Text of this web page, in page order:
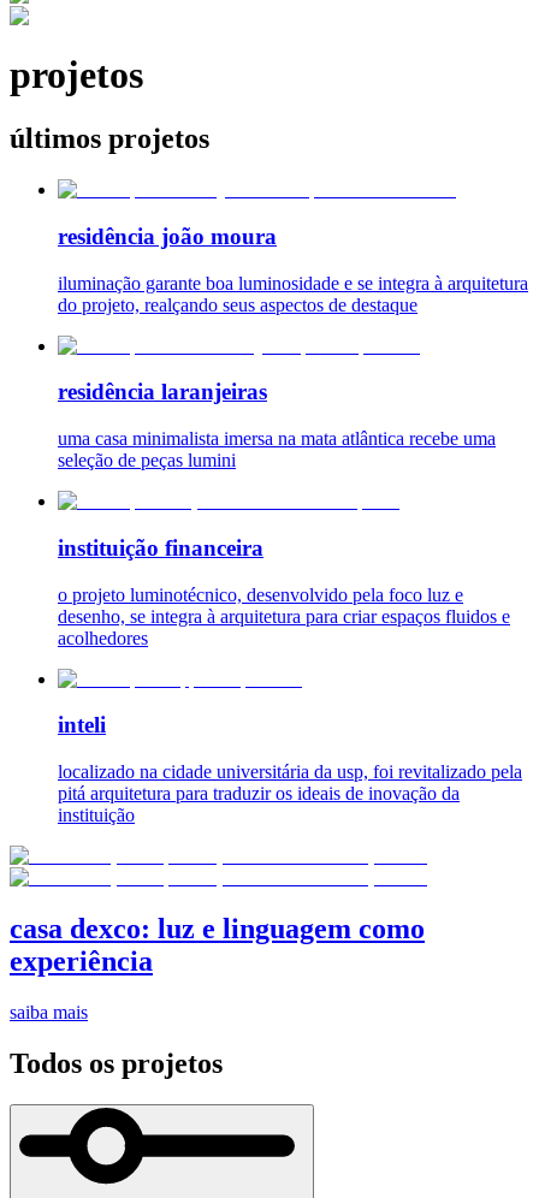
projetos
últimos projetos
residência joão moura
iluminação garante boa luminosidade e se integra à arquitetura
do projeto, realçando seus aspectos de destaque
residência laranjeiras
uma casa minimalista imersa na mata atlântica recebe uma
seleção de peças lumini
instituição financeira
o projeto luminotécnico, desenvolvido pela foco luz e
desenho, se integra à arquitetura para criar espaços fluidos e
acolhedores
inteli
localizado na cidade universitária da usp, foi revitalizado pela
pitá arquitetura para traduzir os ideais de inovação da
instituição
casa dexco: luz e linguagem como
experiência
saiba mais
Todos os projetos